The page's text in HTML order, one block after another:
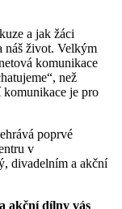
a jak žáci
náš život. Velkým
komunikace
než
je pro
poprvé
v
divadelním a akční
akční dílny vás